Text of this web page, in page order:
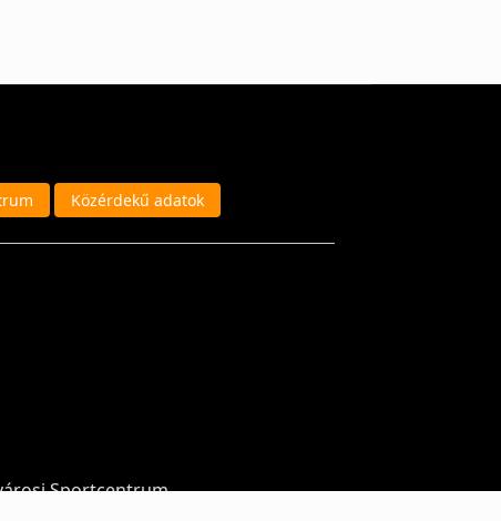
Közérdekű adatok
Sportcentrum